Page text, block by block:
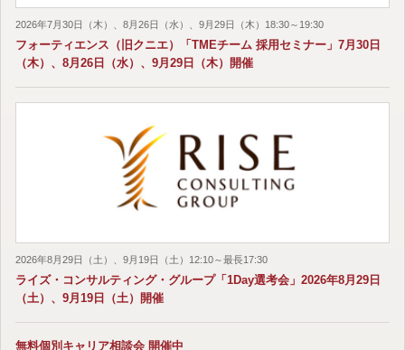
2026年7月30日（木）、8月26日（水）、9月29日（木）18:30～19:30
フォーティエンス（旧クニエ）「TMEチーム 採用セミナー」7月30日
（木）、8月26日（水）、9月29日（木）開催
2026年8月29日（土）、9月19日（土）12:10～最長17:30
ライズ・コンサルティング・グループ「1Day選考会」2026年8月29日
（土）、9月19日（土）開催
無料個別キャリア相談会 開催中